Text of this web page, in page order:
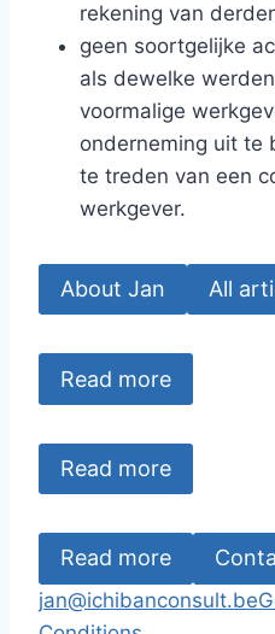
rekening van
geen soortgelijke
als dewelke
voormalige
onderneming uit te
te treden van een
werkgever.
About Jan All
Read more
Read more
Read more
jan@ichibanconsult.be